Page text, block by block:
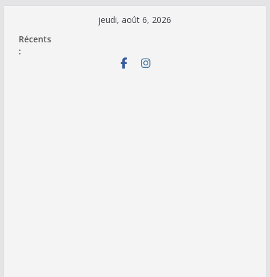
contenu
jeudi, août 6, 2026
Récents
: